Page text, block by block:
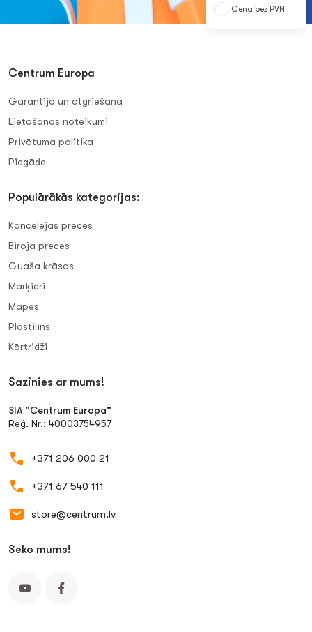
Cena bez PVN
Centrum Europa
Garantija un atgriešana
Lietošanas noteikumi
Privātuma politika
Piegāde
Populārākās kategorijas:
Kancelejas preces
Biroja preces
Guaša krāsas
Marķieri
Mapes
Plastilīns
Kārtridži
Sazinies ar mums!
SIA "Centrum Europa"
Reģ. Nr.: 40003754957
+371 206 000 21
+371 67 540 111
store@centrum.lv
Seko mums!